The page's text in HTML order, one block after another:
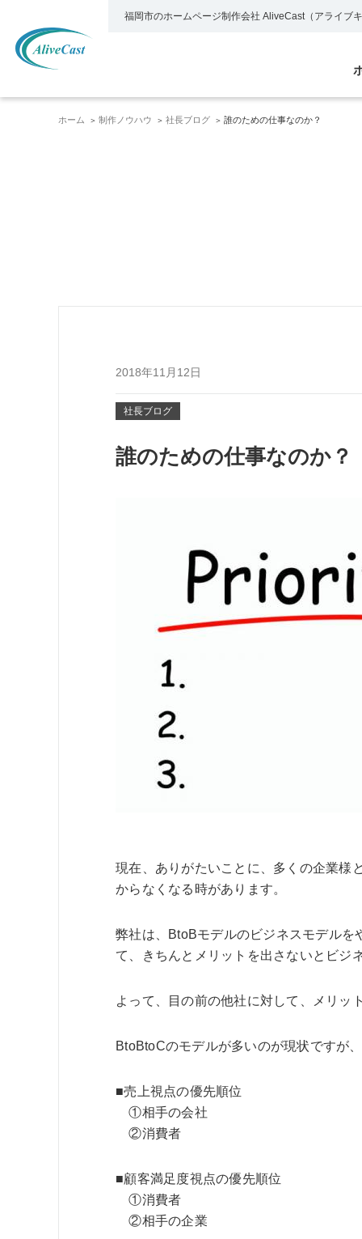
福岡市のホームページ制作会社AliveCast（アライブ
ホーム 制作ノウハウ 社長ブログ 誰のための仕事なのか？
2018年11月12日
社長ブログ
誰のための仕事なのか？
現在、ありがたいことに、多くの企業様
からなくなる時があります。
弊社は、BtoBモデルのビジネスモデル
て、きちんとメリットを出さないとビジ
よって、目の前の他社に対して、メリッ
BtoBtoCのモデルが多いのが現状ですが
■売上視点の優先順位
①相手の会社
②消費者
■顧客満足度視点の優先順位
①消費者
②相手の企業